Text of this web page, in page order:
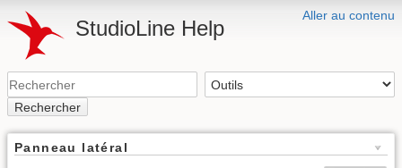
Aller au contenu
StudioLine Help
Rechercher
Panneau latéral